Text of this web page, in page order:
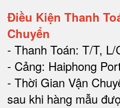
Điều Kiện Thanh
Chuyển
- Thanh Toán: T/T, L/
- Cảng: Haiphong
- Thời Gian Vận
sau khi hàng mẫu